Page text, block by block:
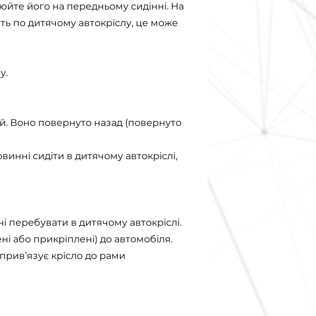
його на передньому сидінні. На
по дитячому автокріслу, це може
Воно повернуто назад (повернуто
сидіти в дитячому автокріслі,
перебувати в дитячому автокріслі.
або прикріплені) до автомобіля.
крісло до рами